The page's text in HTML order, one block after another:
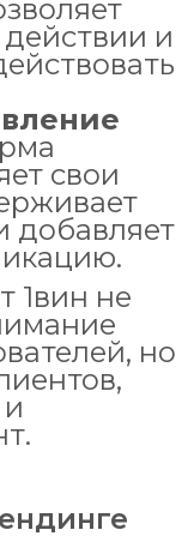
и
свои
добавляет
1вин не
но